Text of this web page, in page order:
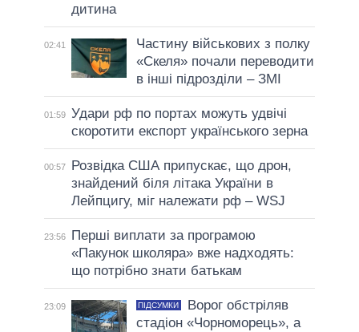
дитина
02:41
Частину військових з полку
«Скеля» почали переводити
в інші підрозділи – ЗМІ
01:59 Удари рф по портах можуть удвічі
скоротити експорт українського зерна
00:57
Розвідка США припускає, що дрон,
знайдений біля літака України в
Лейпцигу, міг належати рф – WSJ
23:56
Перші виплати за програмою
«Пакунок школяра» вже надходять:
що потрібно знати батькам
23:09 ПІДСУМКИ
Ворог обстріляв
стадіон «Чорноморець», а